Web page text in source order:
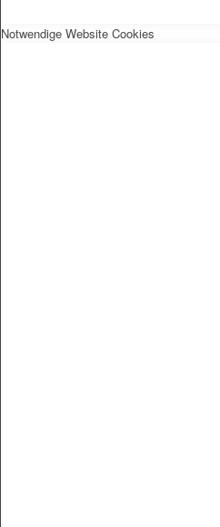
Notwendige Website Cookies